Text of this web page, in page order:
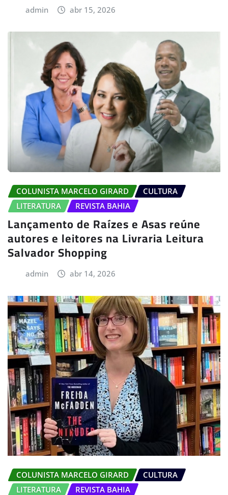
admin abr 15, 2026
COLUNISTA MARCELO GIRARD
CULTURA
LITERATURA
REVISTA BAHIA
Lançamento de Raízes e Asas reúne
autores e leitores na Livraria Leitura
Salvador Shopping
admin abr 14, 2026
COLUNISTA MARCELO GIRARD
CULTURA
LITERATURA
REVISTA BAHIA